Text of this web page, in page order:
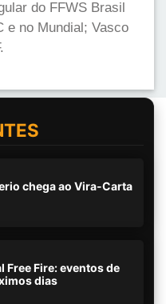
do FFWS Brasil
e no Mundial; Vasco
chega ao Vira-Carta
Free Fire: eventos de
dias